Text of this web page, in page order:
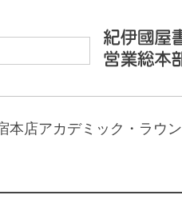
本店アカデミック・ラウン